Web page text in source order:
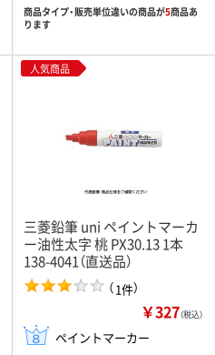
商品タイプ・販売単位違いの商品が5商品あ
ります
人気商品
三菱鉛筆 uni ペイントマーカ
ー油性太字 桃 PX30.13 1本
138-4041（直送品）
（1件）
￥327（税込）
ペイントマーカー